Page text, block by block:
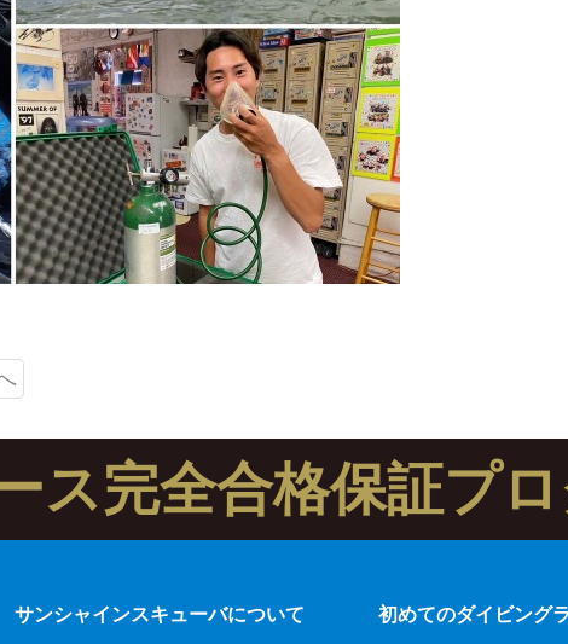
ス完全合格保証プ
サンシャインスキューバについて 初めてのダイビング